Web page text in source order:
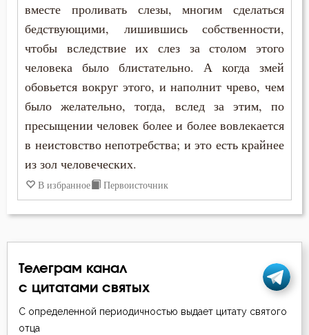
Пост
Похвала
Похоть
Праведность
Привычки
Пример
Промысел Божий
Псалтирь
вместе проливать слезы, многим сделаться
бедствующими, лишившись собственности,
чтобы вследствие их слез за столом этого
человека было блистательно. А когда змей
обовьется вокруг этого, и наполнит чрево, чем
было желательно, тогда, вслед за этим, по
пресыщении человек более и более вовлекается
в неистовство непотребства; и это есть крайнее
из зол человеческих.
В избранное Первоисточник
Телеграм канал
с цитатами святых
С определенной периодичностью выдает цитату святого
отца